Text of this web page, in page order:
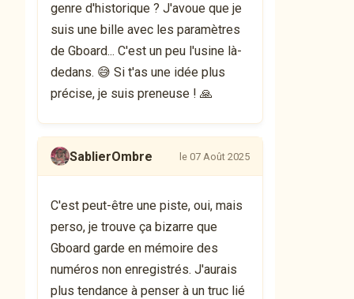
genre d'historique ? J'avoue que je
suis une bille avec les paramètres
de Gboard... C'est un peu l'usine là-
dedans. 😅 Si t'as une idée plus
précise, je suis preneuse ! 🙏
SablierOmbre le 07 Août 2025
C'est peut-être une piste, oui, mais
perso, je trouve ça bizarre que
Gboard garde en mémoire des
numéros non enregistrés. J'aurais
plus tendance à penser à un truc lié